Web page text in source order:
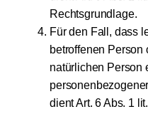
Rechtsgrundlage.
Für den Fall, dass
betroffenen Person
natürlichen Person
dient Art. 6 Abs. 1